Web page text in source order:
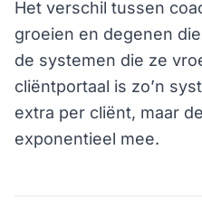
Het verschil tussen
groeien en degenen
de systemen die ze
cliëntportaal is zo’n
extra per cliënt, maar
exponentieel mee.